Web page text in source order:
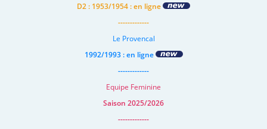
D2 : 1953/1954 : en ligne
-------------
Le Provencal
1992/1993 : en ligne
-------------
Equipe Feminine
Saison 2025/2026
-------------